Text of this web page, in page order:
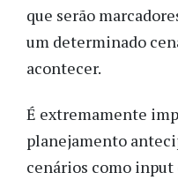
que serão
um determinado
acontecer.
É extremamente
planejamento
cenários como input